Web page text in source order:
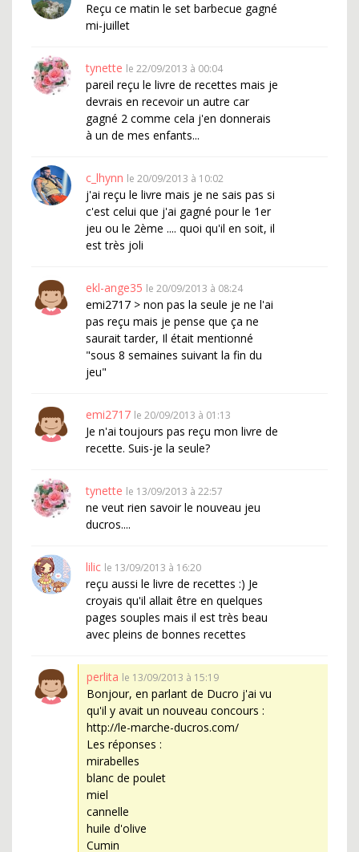
Reçu ce matin le set barbecue gagné
mi-juillet
tynette le 22/09/2013 à 00:04
pareil reçu le livre de recettes mais je
devrais en recevoir un autre car
gagné 2 comme cela j'en donnerais
à un de mes enfants...
c_lhynn le 20/09/2013 à 10:02
j'ai reçu le livre mais je ne sais pas si
c'est celui que j'ai gagné pour le 1er
jeu ou le 2ème .... quoi qu'il en soit, il
est très joli
ekl-ange35 le 20/09/2013 à 08:24
emi2717 > non pas la seule je ne l'ai
pas reçu mais je pense que ça ne
saurait tarder, Il était mentionné
"sous 8 semaines suivant la fin du
jeu"
emi2717 le 20/09/2013 à 01:13
Je n'ai toujours pas reçu mon livre de
recette. Suis-je la seule?
tynette le 13/09/2013 à 22:57
ne veut rien savoir le nouveau jeu
ducros....
lilic le 13/09/2013 à 16:20
reçu aussi le livre de recettes :) Je
croyais qu'il allait être en quelques
pages souples mais il est très beau
avec pleins de bonnes recettes
perlita le 13/09/2013 à 15:19
Bonjour, en parlant de Ducro j'ai vu
qu'il y avait un nouveau concours :
http://le-marche-ducros.com/
Les réponses :
mirabelles
blanc de poulet
miel
cannelle
huile d'olive
Cumin